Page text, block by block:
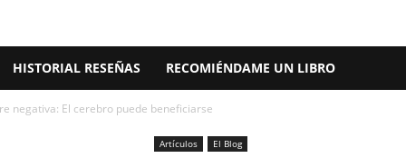
HISTORIAL RESEÑAS RECOMIÉNDAME UN LIBRO
negativa: El cerebro puede beneficiarse
Artículos El Blog